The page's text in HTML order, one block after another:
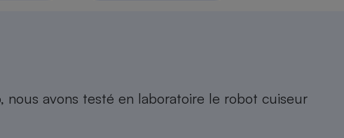
nous avons testé en laboratoire le robot cuiseur